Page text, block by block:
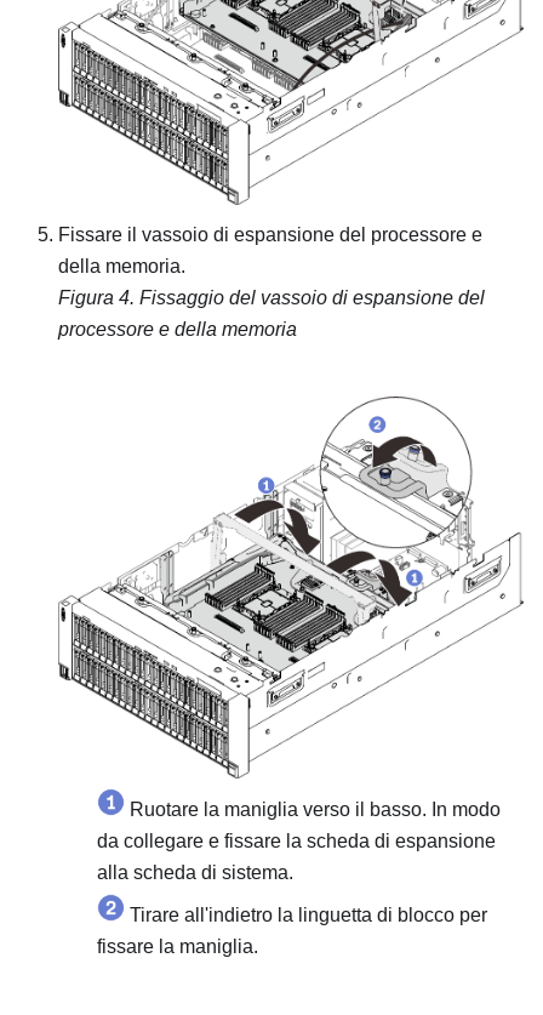
Fissare il vassoio di espansione del processore e
della memoria.
Figura 4. Fissaggio del vassoio di espansione del
processore e della memoria
Ruotare la maniglia verso il basso. In modo
da collegare e fissare la scheda di espansione
alla scheda di sistema.
Tirare all'indietro la linguetta di blocco per
fissare la maniglia.